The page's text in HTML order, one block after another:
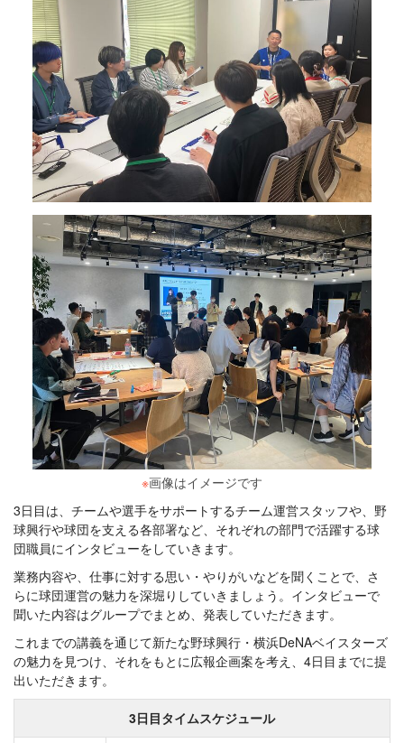
※画像はイメージです
3日目は、チームや選手をサポートするチーム運営スタッフや、野
球興行や球団を支える各部署など、それぞれの部門で活躍する球
団職員にインタビューをしていきます。
業務内容や、仕事に対する思い・やりがいなどを聞くことで、さ
らに球団運営の魅力を深堀りしていきましょう。インタビューで
聞いた内容はグループでまとめ、発表していただきます。
これまでの講義を通じて新たな野球興行・横浜DeNAベイスターズ
の魅力を見つけ、それをもとに広報企画案を考え、4日目までに提
出いただきます。
3日目タイムスケジュール